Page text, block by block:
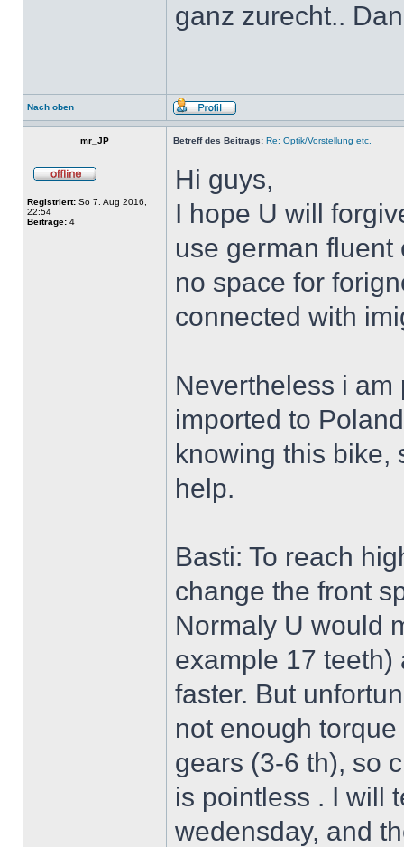
ganz zurecht..
Nach oben
mr_JP Betreff des Beitrags: Re: Optik/Vorstellung etc.
Registriert: So 7. Aug 2016,
22:54
Beiträge: 4
Hi guys,
I hope U will
use german
no space for
connected with
Nevertheless i
imported to
knowing this bike,
help.
Basti: To reach
change the front
Normaly U would
example 17 teeth)
faster. But
not enough
gears (3-6 th), so
is pointless . I will
wedensday, and